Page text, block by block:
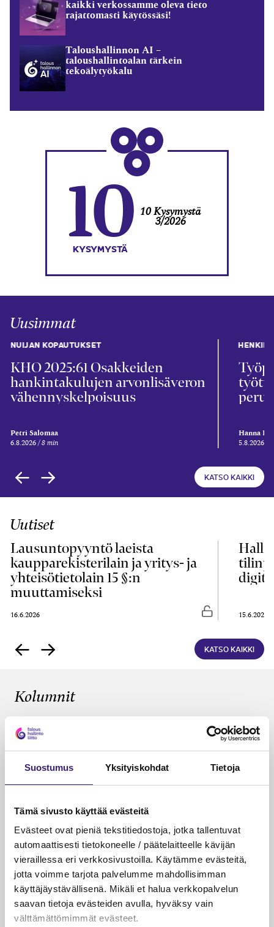
Suostumus Yksityiskohdat Tietoja
Tämä sivusto käyttää evästeitä
Evästeet ovat pieniä tekstitiedostoja, jotka tallentuvat
automaattisesti tietokoneelle / päätelaitteelle kävijän
vieraillessa eri verkkosivustoilla. Käytämme evästeitä,
jotta voimme tarjota palvelumme mahdollisimman
käyttäjäystävällisenä. Mikäli et halua verkkopalvelun
saavan tietoja evästeiden avulla, hyväksy vain
välttämättömimmät evästeet.
kaikki verkossamme oleva tieto
rajattomasti käytössäsi!
Taloushallinnon AI –
taloushallintoalan tärkein
tekoälytyökalu
10
KYSYMYSTÄ
10 Kysymystä
3/2026
Uusimmat
KATSO KAIKKI
NUIJAN KOPAUTUKSET
KHO 2025:61 Osakkeiden
hankintakulujen arvonlisäveron
vähennyskelpoisuus
Petri Salomaa
6.8.2026 8 min
Hanna
5.8.2026
Uutiset
KATSO KAIKKI
Lausuntopyyntö laeista
kaupparekisterilain ja yritys- ja
yhteisötietolain 15 §:n
muuttamiseksi
16.6.2026
Vapaasti
15.6.2026
Kolumnit
KÄDET SAVESSA
Tilitoimistot omistajanvaihdosten
ytimessä
Honkala, Mari Viertola
Suurin riski ei ole enää virhe
kirjanpidossa
19.5.2026 1 min
KÄDET SAVESSA